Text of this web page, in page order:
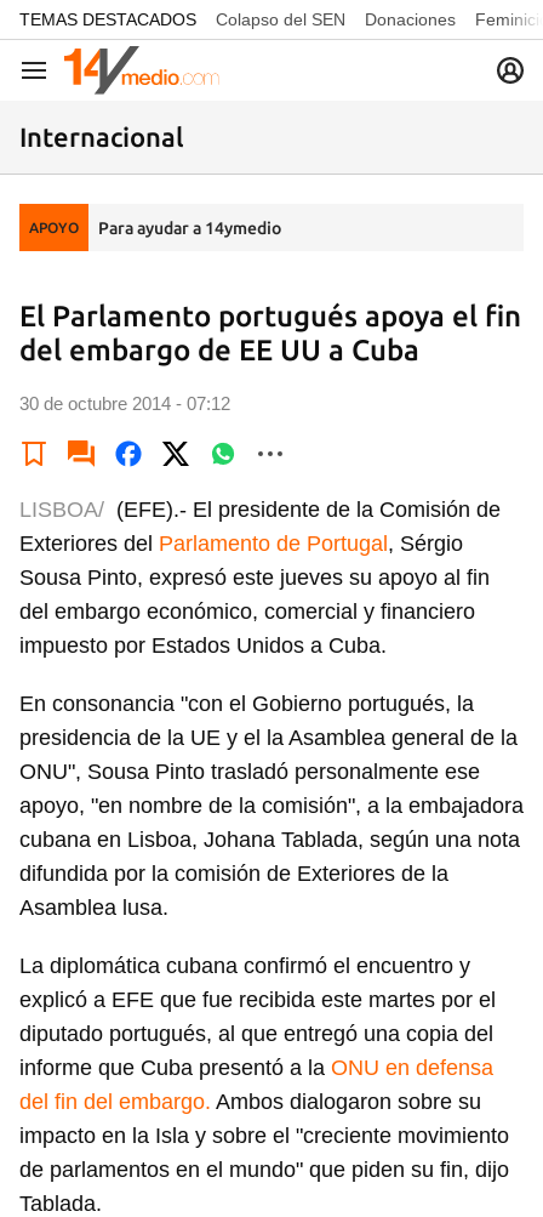
common.go-to-content
TEMAS DESTACADOS Colapso del SEN Donaciones
Navegación
Internacional
APOYO Para ayudar a 14ymedio
El Parlamento portugués apoya el fin
del embargo de EE UU a Cuba
30 de octubre 2014 - 07:12
LISBOA/ (EFE).- El presidente de la Comisión de
Exteriores del Parlamento de Portugal , Sérgio
Sousa Pinto, expresó este jueves su apoyo al fin
del embargo económico, comercial y financiero
impuesto por Estados Unidos a Cuba.
En consonancia "con el Gobierno portugués, la
presidencia de la UE y el la Asamblea general de la
ONU", Sousa Pinto trasladó personalmente ese
apoyo, "en nombre de la comisión", a la embajadora
cubana en Lisboa, Johana Tablada, según una nota
difundida por la comisión de Exteriores de la
Asamblea lusa.
La diplomática cubana confirmó el encuentro y
explicó a EFE que fue recibida este martes por el
diputado portugués, al que entregó una copia del
informe que Cuba presentó a la ONU en defensa
del fin del embargo. Ambos dialogaron sobre su
impacto en la Isla y sobre el "creciente movimiento
de parlamentos en el mundo" que piden su fin, dijo
Tablada.